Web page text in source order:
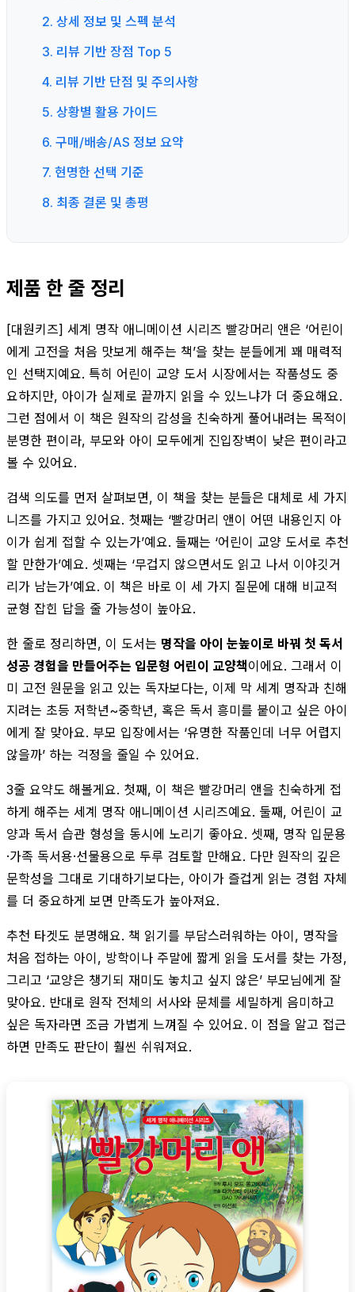
2. 상세 정보 및 스펙 분석
3. 리뷰 기반 장점 Top 5
4. 리뷰 기반 단점 및 주의사항
5. 상황별 활용 가이드
6. 구매/배송/AS 정보 요약
7. 현명한 선택 기준
8. 최종 결론 및 총평
제품 한 줄 정리
[대원키즈] 세계 명작 애니메이션 시리즈 빨강머리 앤은 ‘어린이
에게 고전을 처음 맛보게 해주는 책’을 찾는 분들에게 꽤 매력적
인 선택지예요. 특히 어린이 교양 도서 시장에서는 작품성도 중
요하지만, 아이가 실제로 끝까지 읽을 수 있느냐가 더 중요해요.
그런 점에서 이 책은 원작의 감성을 친숙하게 풀어내려는 목적이
분명한 편이라, 부모와 아이 모두에게 진입장벽이 낮은 편이라고
볼 수 있어요.
검색 의도를 먼저 살펴보면, 이 책을 찾는 분들은 대체로 세 가지
니즈를 가지고 있어요. 첫째는 ‘빨강머리 앤이 어떤 내용인지 아
이가 쉽게 접할 수 있는가’예요. 둘째는 ‘어린이 교양 도서로 추천
할 만한가’예요. 셋째는 ‘무겁지 않으면서도 읽고 나서 이야깃거
리가 남는가’예요. 이 책은 바로 이 세 가지 질문에 대해 비교적
균형 잡힌 답을 줄 가능성이 높아요.
한 줄로 정리하면, 이 도서는 명작을 아이 눈높이로 바꿔 첫 독서
성공 경험을 만들어주는 입문형 어린이 교양책이에요. 그래서 이
미 고전 원문을 읽고 있는 독자보다는, 이제 막 세계 명작과 친해
지려는 초등 저학년~중학년, 혹은 독서 흥미를 붙이고 싶은 아이
에게 잘 맞아요. 부모 입장에서는 ‘유명한 작품인데 너무 어렵지
않을까’ 하는 걱정을 줄일 수 있어요.
3줄 요약도 해볼게요. 첫째, 이 책은 빨강머리 앤을 친숙하게 접
하게 해주는 세계 명작 애니메이션 시리즈예요. 둘째, 어린이 교
양과 독서 습관 형성을 동시에 노리기 좋아요. 셋째, 명작 입문용
·가족 독서용·선물용으로 두루 검토할 만해요. 다만 원작의 깊은
문학성을 그대로 기대하기보다는, 아이가 즐겁게 읽는 경험 자체
를 더 중요하게 보면 만족도가 높아져요.
추천 타겟도 분명해요. 책 읽기를 부담스러워하는 아이, 명작을
처음 접하는 아이, 방학이나 주말에 짧게 읽을 도서를 찾는 가정,
그리고 ‘교양은 챙기되 재미도 놓치고 싶지 않은’ 부모님에게 잘
맞아요. 반대로 원작 전체의 서사와 문체를 세밀하게 음미하고
싶은 독자라면 조금 가볍게 느껴질 수 있어요. 이 점을 알고 접근
하면 만족도 판단이 훨씬 쉬워져요.